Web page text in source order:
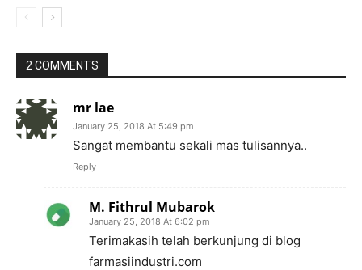
2 COMMENTS
mr lae
January 25, 2018 At 5:49 pm
Sangat membantu sekali mas tulisannya..
Reply
M. Fithrul Mubarok
January 25, 2018 At 6:02 pm
Terimakasih telah berkunjung di blog
farmasiindustri.com